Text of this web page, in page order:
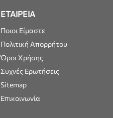
ΕΤΑΙΡΕΙΑ
Ποιοι Είμαστε
Πολιτική Απορρήτου
Όροι Χρήσης
Συχνές Ερωτήσεις
Sitemap
Επικοινωνία